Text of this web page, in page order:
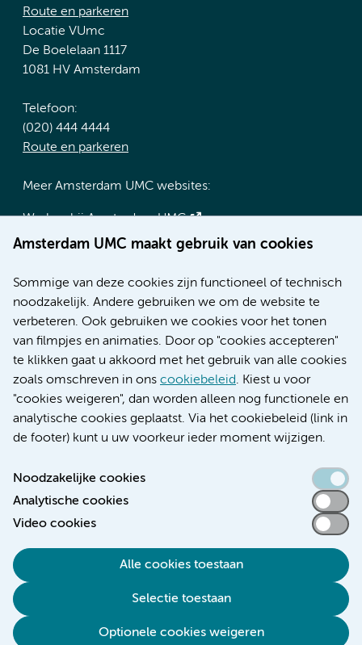
Amsterdam UMC maakt gebruik van cookies
Sommige van deze cookies zijn functioneel of technisch
noodzakelijk. Andere gebruiken we om de website te
verbeteren. Ook gebruiken we cookies voor het tonen
van filmpjes en animaties. Door op "cookies accepteren"
te klikken gaat u akkoord met het gebruik van alle cookies
zoals omschreven in ons cookiebeleid. Kiest u voor
"cookies weigeren", dan worden alleen nog functionele en
analytische cookies geplaatst. Via het cookiebeleid (link in
de footer) kunt u uw voorkeur ieder moment wijzigen.
Noodzakelijke cookies
Analytische cookies
Video cookies
Alle cookies toestaan
Selectie toestaan
Optionele cookies weigeren
Route en parkeren
Locatie VUmc
De Boelelaan 1117
1081 HV Amsterdam
Telefoon:
(020) 444 4444
Route en parkeren
Meer Amsterdam UMC websites:
Werken bij Amsterdam UMC
Over Amsterdam UMC
Research
Educatie locatie AMC
Educatie locatie VUmc
Verwijzen & diagnostiek
Toegankelijkheidsverklaring
Responsible disclosure
Disclaimer